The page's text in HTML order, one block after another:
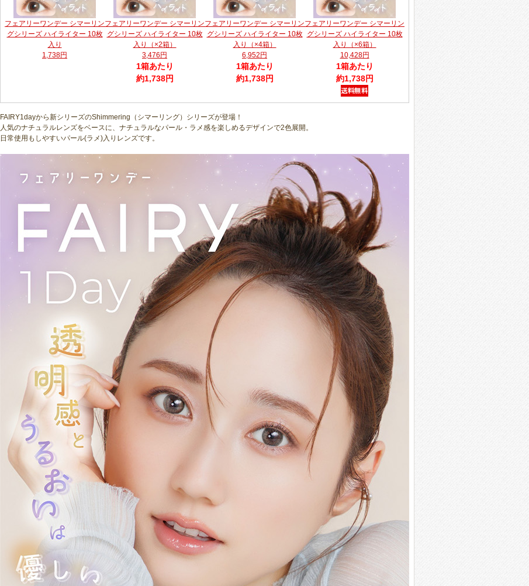
フェアリーワンデー シマーリン
グシリーズ ハイライター 10枚
入り
1,738円
フェアリーワンデー シマーリン
グシリーズ ハイライター 10枚
入り（×2箱）
3,476円
1箱あたり
約1,738円
フェアリーワンデー シマーリン
グシリーズ ハイライター 10枚
入り（×4箱）
6,952円
1箱あたり
約1,738円
フェアリーワンデー シマーリン
グシリーズ ハイライター 10枚
入り（×6箱）
10,428円
1箱あたり
約1,738円
FAIRY1dayから新シリーズのShimmering（シマーリング）シリーズが登場！
人気のナチュラルレンズをベースに、ナチュラルなパール・ラメ感を楽しめるデザインで2色展開。
日常使用もしやすいパール(ラメ)入りレンズです。